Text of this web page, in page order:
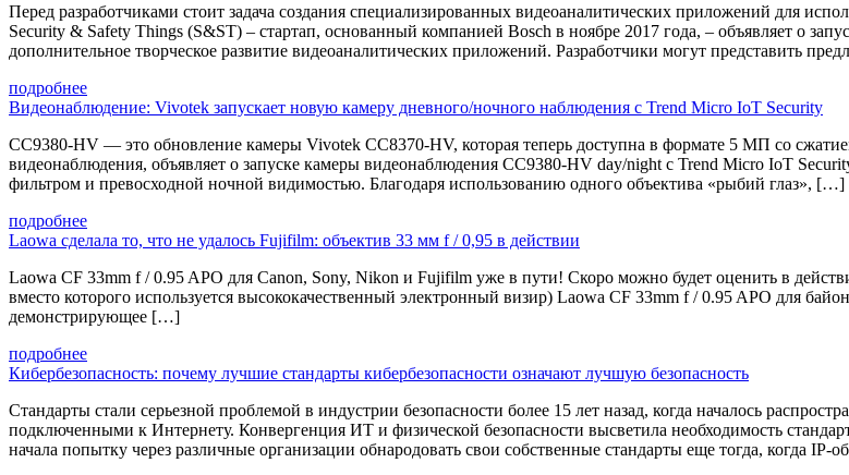
Перед разработчиками стоит задача создания специализированных видеоаналитических приложений для
Security & Safety Things (S&ST) ‒ стартап, основанный компанией Bosch в ноябре 2017 года, ‒ объявляет о
дополнительное творческое развитие видеоаналитических приложений. Разработчики могут представить
подробнее
Видеонаблюдение: Vivotek запускает новую камеру дневного/ночного наблюдения с Trend Micro IoT Security
CC9380-HV — это обновление камеры Vivotek CC8370-HV, которая теперь доступна в формате 5 МП со
видеонаблюдения, объявляет о запуске камеры видеонаблюдения CC9380-HV day/night с Trend Micro IoT
фильтром и превосходной ночной видимостью. Благодаря использованию одного объектива «рыбий глаз», […]
подробнее
Laowa сделала то, что не удалось Fujifilm: объектив 33 мм f / 0,95 в действии
Laowa CF 33mm f / 0.95 APO для Canon, Sony, Nikon и Fujifilm уже в пути! Скоро можно будет оценить в
вместо которого используется высококачественный электронный визир) Laowa CF 33mm f / 0.95 APO для
демонстрирующее […]
подробнее
Кибербезопасность: почему лучшие стандарты кибербезопасности означают лучшую безопасность
Стандарты стали серьезной проблемой в индустрии безопасности более 15 лет назад, когда началось
подключенными к Интернету. Конвергенция ИТ и физической безопасности высветила необходимость
начала попытку через различные организации обнародовать свои собственные стандарты еще тогда, когда